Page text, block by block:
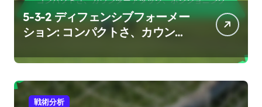
5-3-2 ディフェンシブフォーメー
ション: コンパクトさ、カウンタ
戦術分析